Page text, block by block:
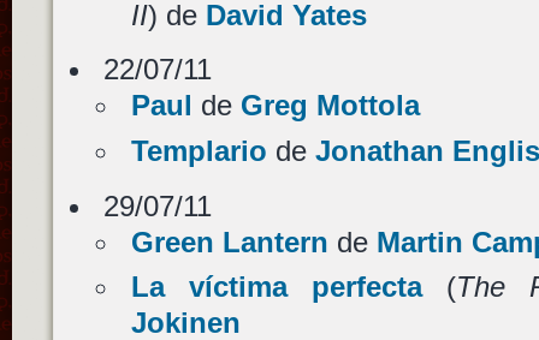
II) de David Yates
22/07/11
Paul de Greg Mottola
Templario de Jonathan
29/07/11
Green Lantern de Martin
La víctima perfecta(The
Jokinen